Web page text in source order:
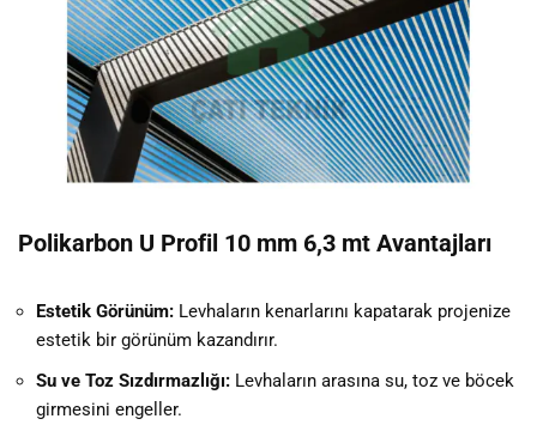
Polikarbon U Profil 10 mm 6,3 mt Avantajları
Estetik Görünüm: Levhaların kenarlarını kapatarak projenize
estetik bir görünüm kazandırır.
Su ve Toz Sızdırmazlığı: Levhaların arasına su, toz ve böcek
girmesini engeller.